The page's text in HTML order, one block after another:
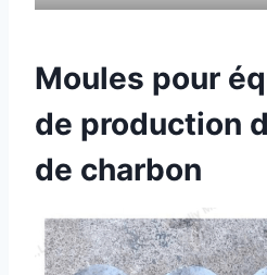
Moules pour
de production
de charbon